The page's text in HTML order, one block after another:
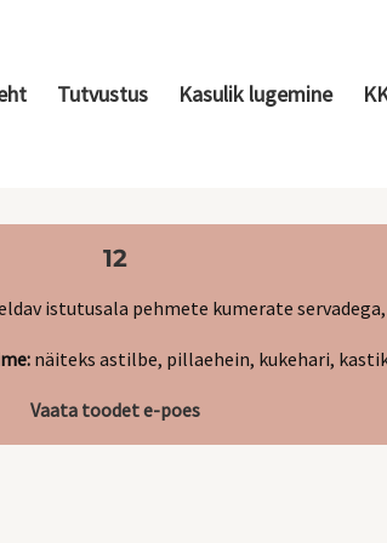
Tutvustus Kasulik lugemine
12
istutusala pehmete kumerate
: näiteks astilbe, pillaehein, kukehari,
Vaata toodet e-poes